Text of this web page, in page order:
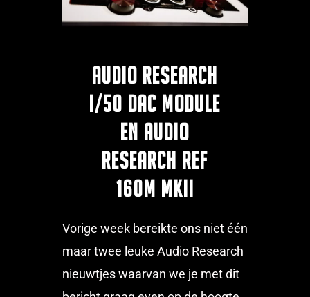
Audio Research
I/50 DAC Module
en Audio
Research Ref
160M MKII
Vorige week bereikte ons niet één
maar twee leuke Audio Research
nieuwtjes waarvan we je met dit